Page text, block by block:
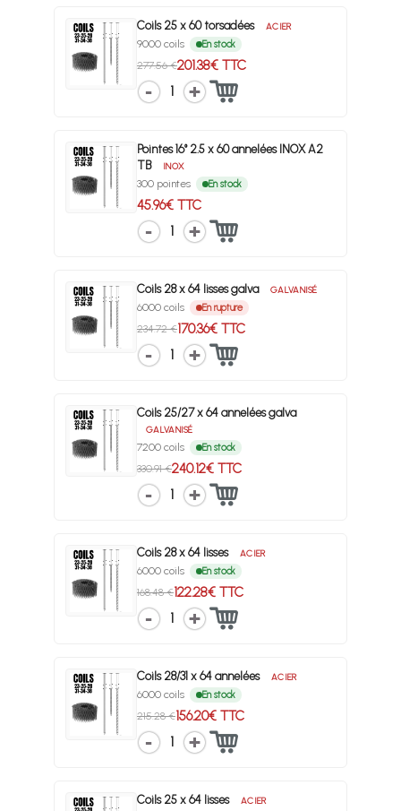
Coils 25 x 60 torsadées ACIER
9000 coils En stock
277.56 €201.38€ TTC
1
Pointes 16° 2.5 x 60 annelées INOX A2
TB
INOX
300 pointes En stock
45.96€ TTC
1
Coils 28 x 64 lisses galva GALVANISÉ
6000 coils En rupture
234.72 €170.36€ TTC
1
Coils 25/27 x 64 annelées galva
GALVANISÉ
7200 coils En stock
330.91 €240.12€ TTC
1
Coils 28 x 64 lisses ACIER
6000 coils En stock
168.48 €122.28€ TTC
1
Coils 28/31 x 64 annelées ACIER
6000 coils En stock
215.28 €156.20€ TTC
1
Coils 25 x 64 lisses ACIER